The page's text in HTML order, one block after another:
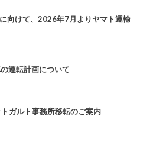
向けて、2026年7月よりヤマト運輸
運転計画について
ガルト事務所移転のご案内